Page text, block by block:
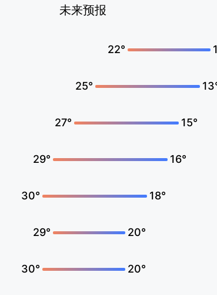
未来预报
22°
25°
27° 15°
29° 16°
30° 18°
29° 20°
30° 20°